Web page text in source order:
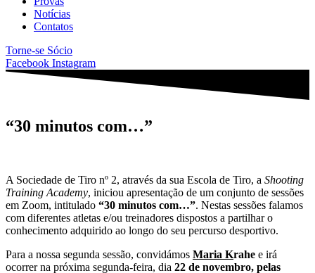
Notícias
Contatos
Torne-se Sócio
Facebook Instagram
“30 minutos com…”
A Sociedade de Tiro nº 2, através da sua Escola de Tiro, a Shooting
Training Academy, iniciou apresentação de um conjunto de sessões
em Zoom, intitulado “30 minutos com…”. Nestas sessões falamos
com diferentes atletas e/ou treinadores dispostos a partilhar o
conhecimento adquirido ao longo do seu percurso desportivo.
Para a nossa segunda sessão, convidámos Maria Krahe e irá
ocorrer na próxima segunda-feira, dia 22 de novembro, pelas